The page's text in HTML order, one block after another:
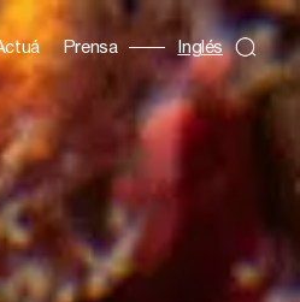
Prensa Inglés